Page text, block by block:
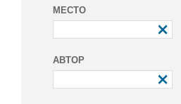
МЕСТО
АВТОР